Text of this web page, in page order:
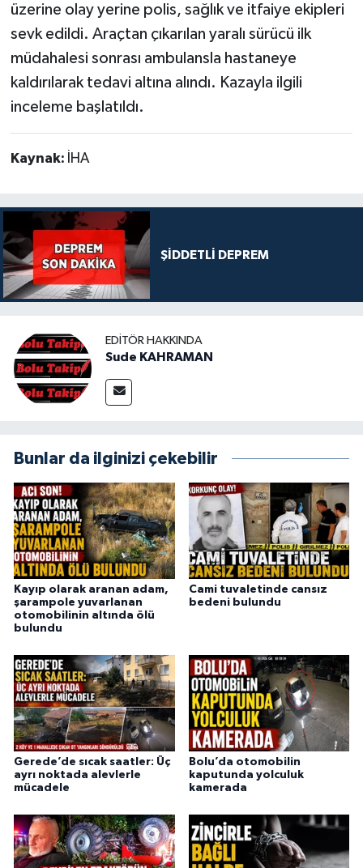
üzerine olay yerine polis, sağlık ve itfaiye ekipleri
sevk edildi. Araçtan çıkarılan yaralı sürücü ilk
müdahalesi sonrası ambulansla hastaneye
kaldırılarak tedavi altına alındı. Kazayla ilgili
inceleme başlatıldı.
Kaynak: İHA
ŞİDDETLİ DEPREM
EDITÖR HAKKINDA
Sude KAHRAMAN
Bunlar da ilginizi çekebilir
Kayıp olarak aranan adam,
şarampole yuvarlanan
otomobilinin altında ölü
bulundu
Cami tuvaletinde cansız
bedeni bulundu
Gerede’de sıcak saatler: Üç
ayrı noktada alevlerle
mücadele
Bolu’da otomobilin
kaputunda yolculuk
kamerada